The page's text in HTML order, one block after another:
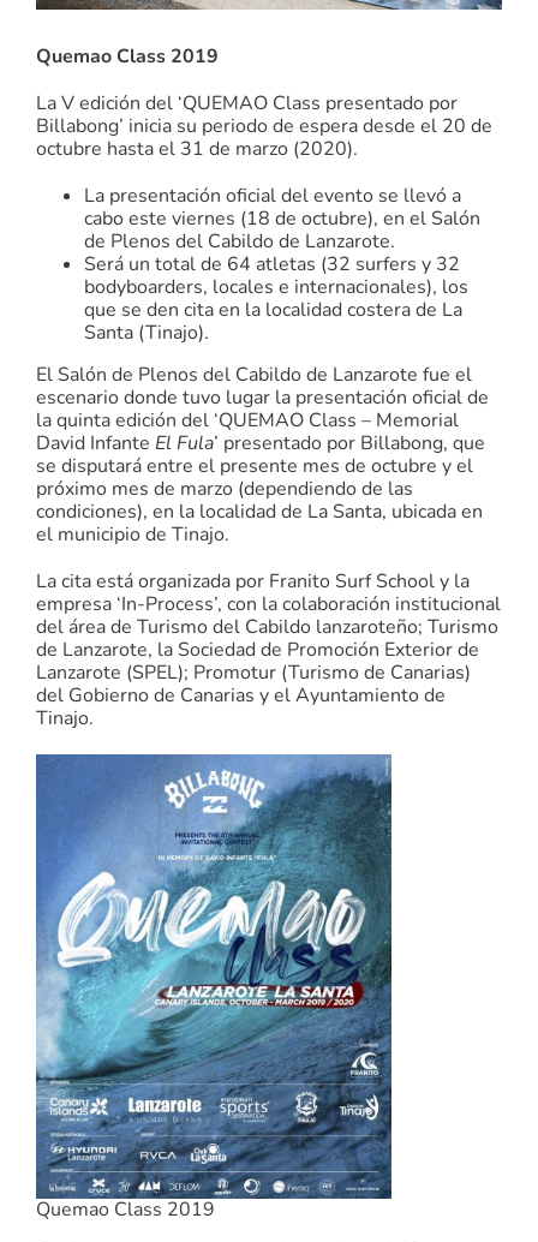
Quemao Class 2019
La V edición del ‘QUEMAO Class presentado por
Billabong’ inicia su periodo de espera desde el 20 de
octubre hasta el 31 de marzo (2020).
La presentación oficial del evento se llevó a
cabo este viernes (18 de octubre), en el Salón
de Plenos del Cabildo de Lanzarote.
Será un total de 64 atletas (32 surfers y 32
bodyboarders, locales e internacionales), los
que se den cita en la localidad costera de La
Santa (Tinajo).
El Salón de Plenos del Cabildo de Lanzarote fue el
escenario donde tuvo lugar la presentación oficial de
la quinta edición del ‘QUEMAO Class – Memorial
David Infante El Fula’ presentado por Billabong, que
se disputará entre el presente mes de octubre y el
próximo mes de marzo (dependiendo de las
condiciones), en la localidad de La Santa, ubicada en
el municipio de Tinajo.
La cita está organizada por Franito Surf School y la
empresa ‘In-Process’, con la colaboración institucional
del área de Turismo del Cabildo lanzaroteño; Turismo
de Lanzarote, la Sociedad de Promoción Exterior de
Lanzarote (SPEL); Promotur (Turismo de Canarias)
del Gobierno de Canarias y el Ayuntamiento de
Tinajo.
Quemao Class 2019